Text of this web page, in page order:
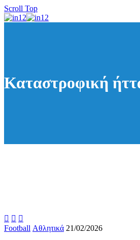
Scroll Top
Καταστροφική
  
Football Αθλητικά 21/02/2026